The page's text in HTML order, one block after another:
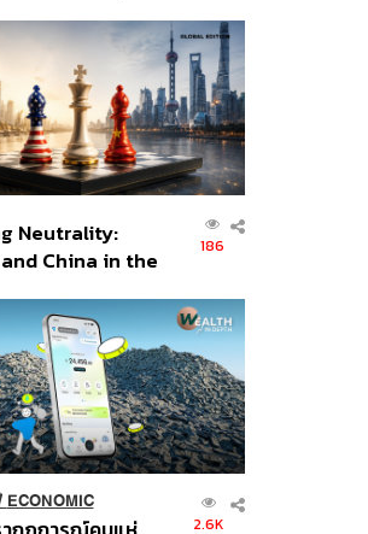
ตร์ไทย –
Neutrality:
China in the
186
ECONOMIC
2.6K